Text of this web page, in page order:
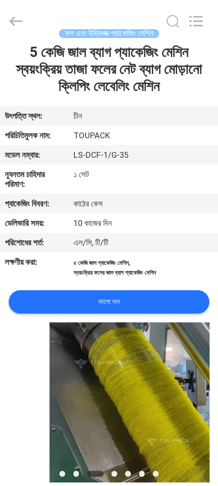
আমাদের
সম্পর্কে
ফ্যাক্টরি
ট্যুর
মান
নিয়ন্ত্রণ
আমাদের
যোগাযোগ
করুন
ফল এবং উদ্ভিজ্জ প্যাকেজিং মেশিন
5 কেজি জাল ব্যাগ প্যাকেজিং মেশিন
স্বয়ংক্রিয় তাজা ফলের নেট ব্যাগ মোড়ানো
ক্লিপিং লেবেলিং মেশিন
উৎপত্তি স্থল:
চীন
পরিচিতিমুলক নাম:
TOUPACK
মডেল নম্বার:
LS-DCF-1/G-35
ন্যূনতম চাহিদার
পরিমাণ:
১ সেট
প্যাকেজিং বিবরণ:
কাঠের কেস
ডেলিভারি সময়:
10 কাজের দিন
পরিশোধের শর্ত:
এল/সি, টি/টি
লক্ষণীয় করা:
৫ কেজি জাল প্যাকেজিং মেশিন,
স্বয়ংক্রিয় ফলের জাল ব্যাগ প্যাকেজিং মেশিন
ভালো দাম